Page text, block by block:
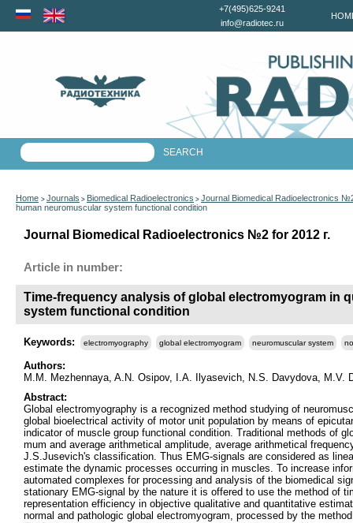
+7(495)625-9241
info@radiotec.ru
Home > Journals > Biomedical Radioelectronics > Journal Biomedical Radioelectronics
human neuromuscular system functional condition
Journal Biomedical Radioelectronics №2 for 2012 г.
Article in number:
Time-frequency analysis of global electromyogram in
system functional condition
Keywords: electromyography global electromyogram neuromuscular system
Authors:
M.M. Mezhennaya, A.N. Osipov, I.A. Ilyasevich, N.S. Davydova, M.V.
Abstract:
Global electromyography is a recognized method studying of
global bioelectrical activity of motor unit population by means of
indicator of muscle group functional condition. Traditional methods of
mum and average arithmetical amplitude, average arithmetical
J.S.Jusevich's classification. Thus EMG-signals are considered as
estimate the dynamic processes occurring in muscles. To increase
automated complexes for processing and analysis of the biomedical
stationary EMG-signal by the nature it is offered to use the method of
representation efficiency in objective qualitative and quantitative
normal and pathologic global electromyogram, processed by the